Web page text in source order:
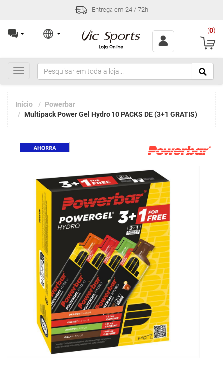
Entrega em 24 / 72h
(0)
Toggle
navigation
Início
Powerbar
Multipack Power Gel Hydro 10 PACKS DE (3+1 GRATIS)